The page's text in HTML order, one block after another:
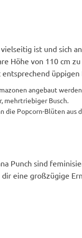
ist und sich
Höhe von 110 cm
üppigen
angebaut
mehrtriebiger Busch.
die Popcorn-Blüten aus
Punch sind
eine großzügige